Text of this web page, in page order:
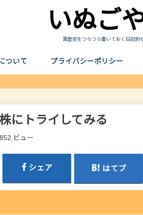
いぬご
黒歴史をつらつら書いておく日記的
ついて プライバシーポリシー
にトライしてみる
ビュー
シェア はてブ